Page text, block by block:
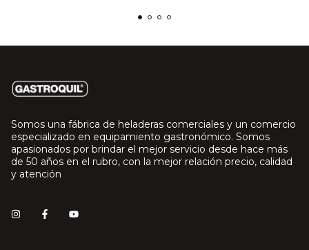
Somos una fábrica de heladeras comerciales y un comercio
especializado en equipamiento gastronómico. Somos
apasionados por brindar el mejor servicio desde hace más
de 50 años en el rubro, con la mejor relación precio, calidad
y atención